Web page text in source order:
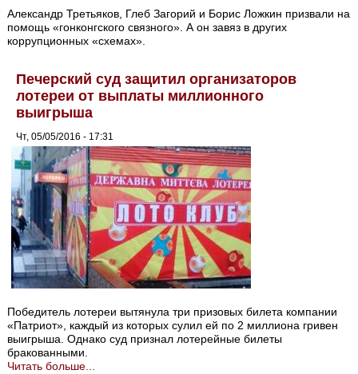
Александр Третьяков, Глеб Загорий и Борис Ложкин призвали на
помощь «гонконгского связного». А он завяз в других
коррупционных «схемах».
Печерский суд защитил организаторов
лотереи от выплаты миллионного
выигрыша
Чт, 05/05/2016 - 17:31
Победитель лотереи вытянула три призовых билета компании
«Патриот», каждый из которых сулил ей по 2 миллиона гривен
выигрыша. Однако суд признал лотерейные билеты
бракованными.
Читать больше...